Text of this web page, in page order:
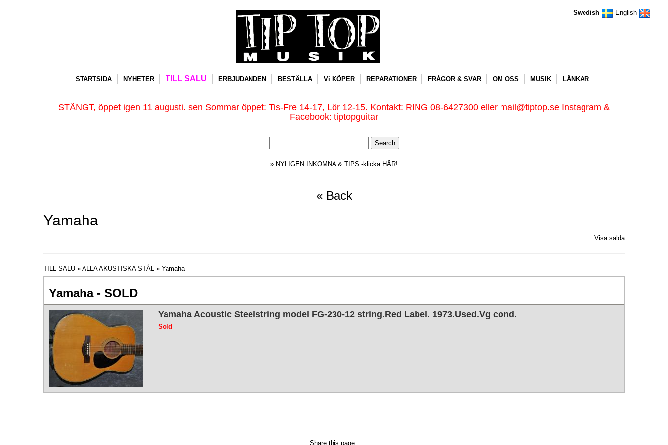
Swedish English
STARTSIDA NYHETER TILL SALU ERBJUDANDEN BESTÄLLA Vi KÖPER REPARATIONER FRÅGOR & SVAR OM OSS MUSIK LÄNKAR
STÄNGT, öppet igen 11 augusti. sen Sommar öppet: Tis-Fre 14-17, Lör 12-15. Kontakt: RING 08-6427300 eller mail@tiptop.se Instagram &
Facebook: tiptopguitar
» NYLIGEN INKOMNA & TIPS -klicka HÄR!
« Back
Yamaha
Visa sålda
TILL SALU » ALLA AKUSTISKA STÅL » Yamaha
Yamaha - SOLD
Yamaha Acoustic Steelstring model FG-230-12 string.Red Label. 1973.Used.Vg cond.
Sold
Share this page :